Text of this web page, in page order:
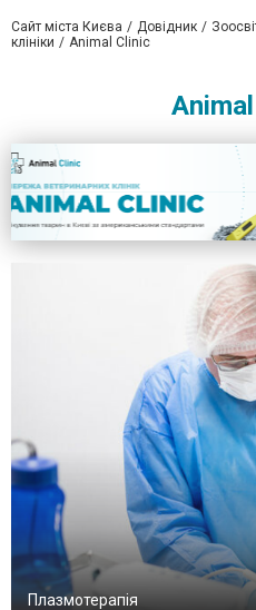
Сайт міста Києва Довідник
клініки
Animal Clinic
Плазмотерапія